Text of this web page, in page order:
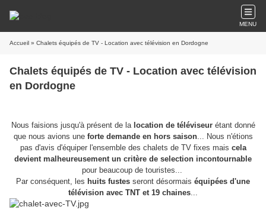
MENU
Accueil » Chalets équipés de TV - Location avec télévision en Dordogne
Chalets équipés de TV - Location avec télévision
en Dordogne
Nous faisions jusqu'à présent de la location de téléviseurétant donné
que nous avions une forte demande en hors saison... Nous n'étions
pas d'avis d'équiper l'ensemble des chalets de TV fixes mais cela
devient malheureusement un critère de selection incontournable
pour beaucoup de touristes...
Par conséquent, les huits fustes seront désormais équipées d'une
télévision avec TNT et 19 chaines...